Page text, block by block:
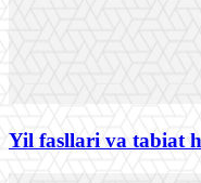
Yil fasllari va tabiat